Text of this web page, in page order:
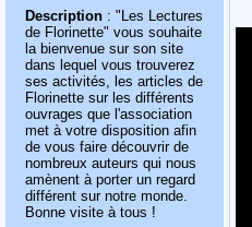
Description : "Les Lectures
de Florinette" vous souhaite
la bienvenue sur son site
dans lequel vous trouverez
ses activités, les articles de
Florinette sur les différents
ouvrages que l'association
met à votre disposition afin
de vous faire découvrir de
nombreux auteurs qui nous
amènent à porter un regard
différent sur notre monde.
Bonne visite à tous !